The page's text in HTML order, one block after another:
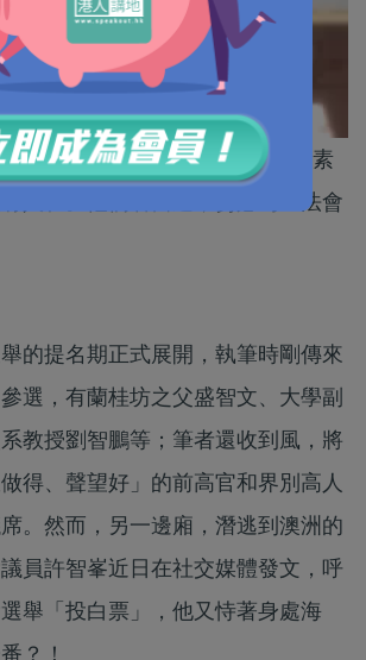
會參選的名單來看，學歷高、質素
人在。他們若當選，勢必為立法會
的提名期正式展開，執筆時剛傳來
選，有蘭桂坊之父盛智文、大學副
教授劉智鵬等；筆者還收到風，將
得、聲望好」的前高官和界別高人
。然而，另一邊廂，潛逃到澳洲的
員許智峯近日在社交媒體發文，呼
舉「投白票」，他又恃著身處海
？！